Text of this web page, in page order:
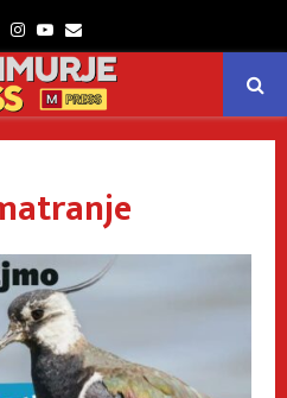
Instagram
Youtube
Email